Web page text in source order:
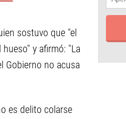
sostuvo que "el
y afirmó: "La
Gobierno no acusa
es delito colarse